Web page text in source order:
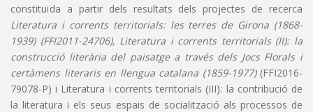
constituïda a partir dels resultats dels projectes de recerca
Literatura i corrents territorials: les terres de Girona (1868-
1939) (FFI2011-24706), Literatura i corrents territorials (II): la
construcció literària del paisatge a través dels Jocs Florals i
certàmens literaris en llengua catalana (1859-1977)(FFI2016-
79078-P) i Literatura i corrents territorials (III): la contribució de
la literatura i els seus espais de socialització als processos de